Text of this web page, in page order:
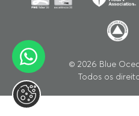
© 2026 Blue
Todos os